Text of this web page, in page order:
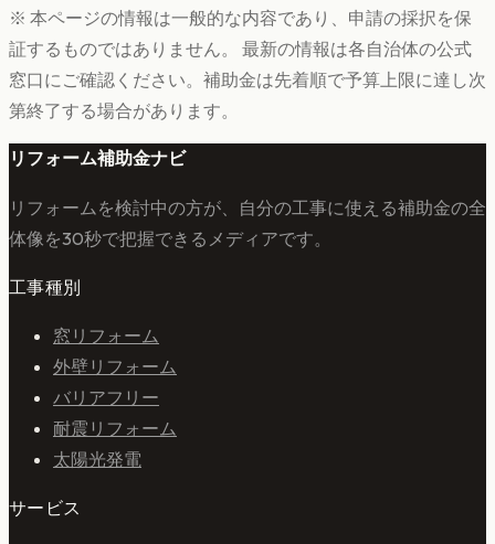
※ 本ページの情報は一般的な内容であり、申請の採択を保
証するものではありません。 最新の情報は各自治体の公式
窓口にご確認ください。補助金は先着順で予算上限に達し次
第終了する場合があります。
リフォーム補助金ナビ
リフォームを検討中の方が、自分の工事に使える補助金の全
体像を30秒で把握できるメディアです。
工事種別
窓リフォーム
外壁リフォーム
バリアフリー
耐震リフォーム
太陽光発電
サービス